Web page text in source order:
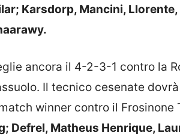
Karsdorp, Mancini,
ancora il 4-2-3-1 contro la
Il tecnico cesenate
winner contro il Frosinone
Defrel, Matheus Henrique,